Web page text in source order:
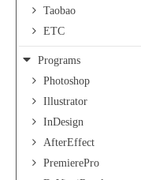
Taobao
ETC
Programs
Photoshop
Illustrator
InDesign
AfterEffect
PremierePro